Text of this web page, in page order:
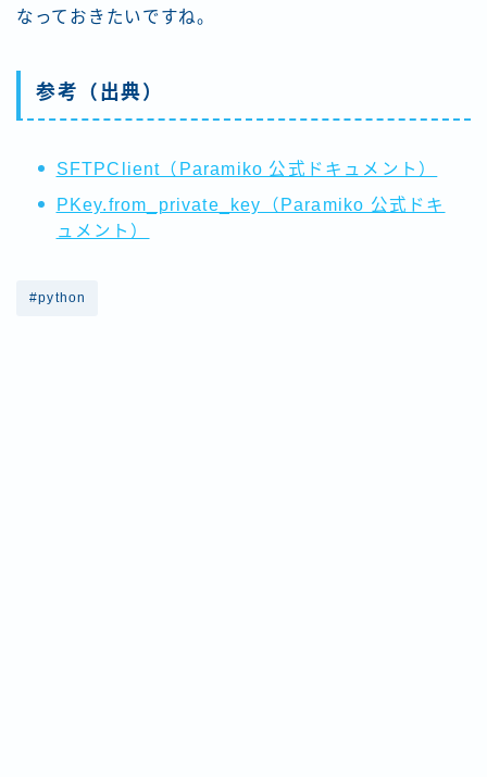
なっておきたいですね。
参考（出典）
SFTPClient（Paramiko 公式ドキュメント）
PKey.from_private_key（Paramiko 公式ドキ
ュメント）
#python